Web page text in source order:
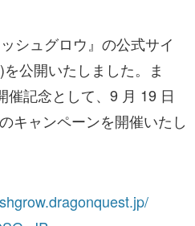
シュグロウ』の公式サイ
公開いたしました。ま
催記念として、9 月 19 日
キャンペーンを開催いたし